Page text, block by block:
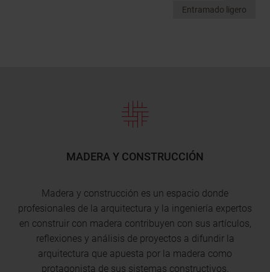
Entramado ligero
MADERA Y CONSTRUCCIÓN
Madera y construcción es un espacio donde
profesionales de la arquitectura y la ingeniería expertos
en construir con madera contribuyen con sus artículos,
reflexiones y análisis de proyectos a difundir la
arquitectura que apuesta por la madera como
protagonista de sus sistemas constructivos.